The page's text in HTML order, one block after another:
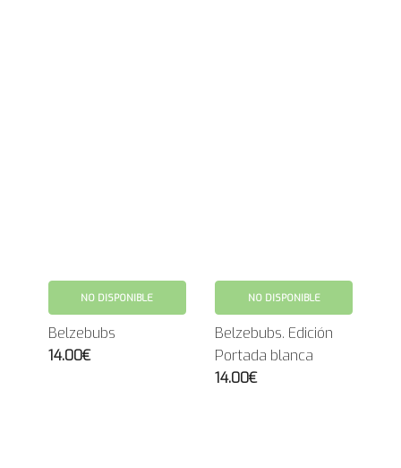
NO DISPONIBLE
Belzebubs
14.00€
NO DISPONIBLE
Belzebubs. Edición
Portada blanca
14.00€